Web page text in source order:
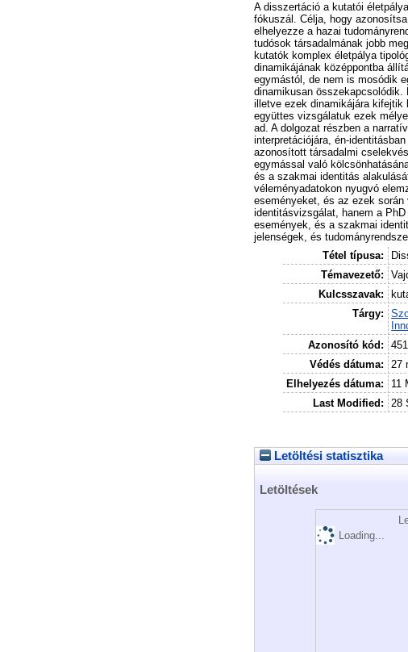
A disszertáció a kutatói
fókuszál. Célja, hogy
elhelyezze a hazai
tudósok társadalmának jobb
kutatók komplex életpálya
dinamikájának középpontba
egymástól, de nem is mosódik
dinamikusan
illetve ezek dinamikájára kifejtik
együttes vizsgálatuk ezek
ad. A dolgozat részben a
interpretációjára, én-
azonosított társadalmi
egymással való
és a szakmai identitás
véleményadatokon nyugvó
eseményeket, és az ezek
identitásvizsgálat, hanem a
események, és a szakmai
jelenségek, és
Tétel típusa:
Témavezető:
Kulcsszavak:
Tárgy:
Azonosító kód:
451
Védés dátuma:
27
Elhelyezés dátuma:
11
Last Modified:
28
Letöltési statisztika
Letöltések
Loading...